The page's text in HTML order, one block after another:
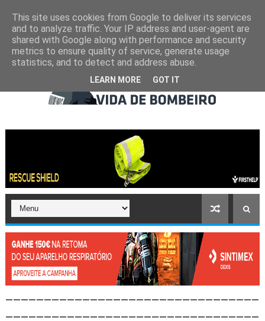
This site uses cookies from Google to deliver its services
and to analyze traffic. Your IP address and user-agent are
shared with Google along with performance and security
metrics to ensure quality of service, generate usage
statistics, and to detect and address abuse.
LEARN MORE GOT IT